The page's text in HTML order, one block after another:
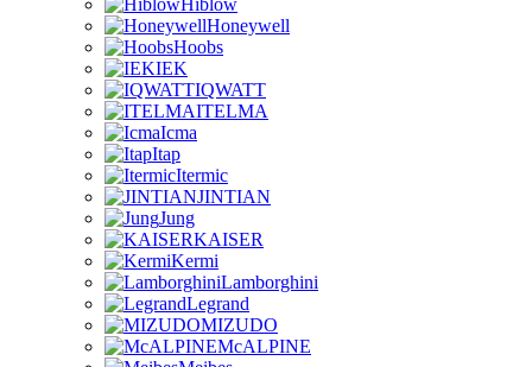
Hiblow
Honeywell
Hoobs
IEK
IQWATT
ITELMA
Icma
Itap
Itermic
JINTIAN
Jung
KAISER
Kermi
Lamborghini
Legrand
MIZUDO
McALPINE